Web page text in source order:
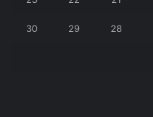
28
29
30